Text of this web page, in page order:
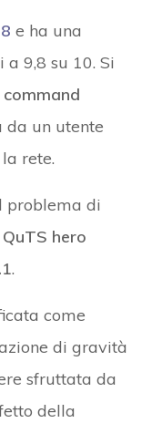
e ha una
9,8 su 10. Si
command
da un utente
rete.
problema di
hero
.
come
di gravità
sfruttata da
della